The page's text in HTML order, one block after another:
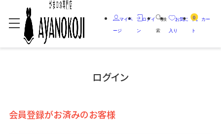
マイペ
ージ
ログイ
ン
検
索
お気に
入り
0 カー
ト
ログイン
会員登録がお済みのお客様